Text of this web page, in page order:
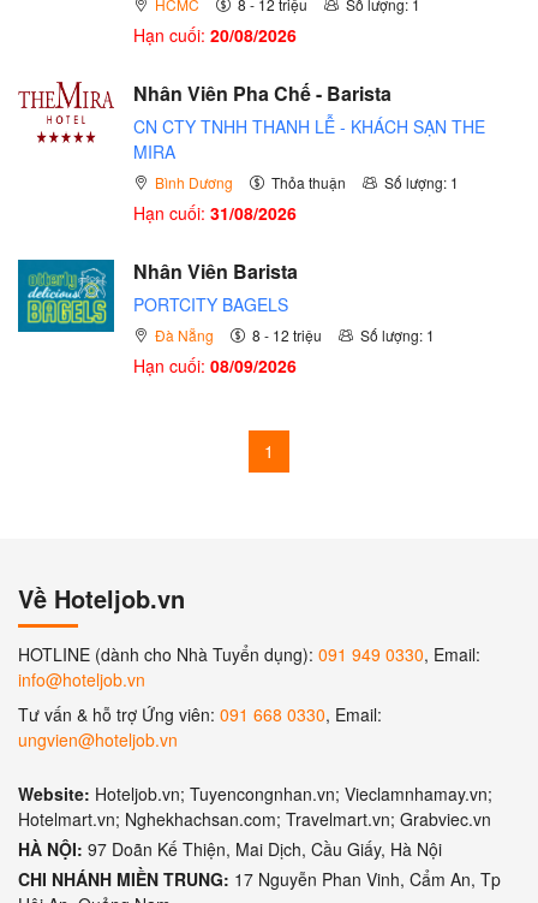
HCMC 8 - 12 triệu Số lượng: 1
Hạn cuối: 20/08/2026
Nhân Viên Pha Chế - Barista
CN CTY TNHH THANH LỄ - KHÁCH SẠN THE
MIRA
Bình Dương Thỏa thuận Số lượng: 1
Hạn cuối: 31/08/2026
Nhân Viên Barista
PORTCITY BAGELS
Đà Nẵng 8 - 12 triệu Số lượng: 1
Hạn cuối: 08/09/2026
1
Về Hoteljob.vn
HOTLINE (dành cho Nhà Tuyển dụng): 091 949 0330, Email:
info@hoteljob.vn
Tư vấn & hỗ trợ Ứng viên: 091 668 0330, Email:
ungvien@hoteljob.vn
Website: Hoteljob.vn; Tuyencongnhan.vn; Vieclamnhamay.vn;
Hotelmart.vn; Nghekhachsan.com; Travelmart.vn; Grabviec.vn
HÀ NỘI: 97 Doãn Kế Thiện, Mai Dịch, Cầu Giấy, Hà Nội
CHI NHÁNH MIỀN TRUNG: 17 Nguyễn Phan Vinh, Cẩm An, Tp